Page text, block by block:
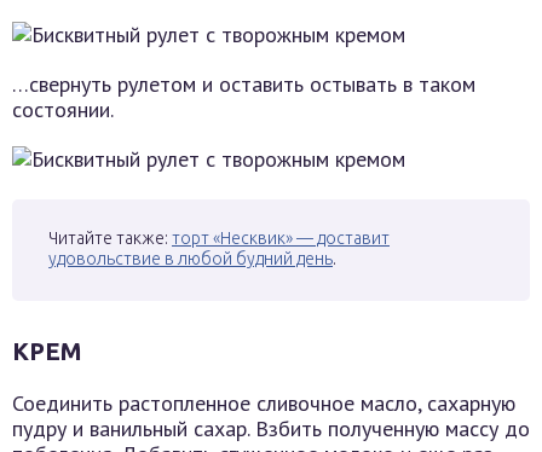
…свернуть рулетом и оставить остывать в таком
состоянии.
Читайте также: торт «Несквик» — доставит
удовольствие в любой будний день.
КРЕМ
Соединить растопленное сливочное масло, сахарную
пудру и ванильный сахар. Взбить полученную массу до